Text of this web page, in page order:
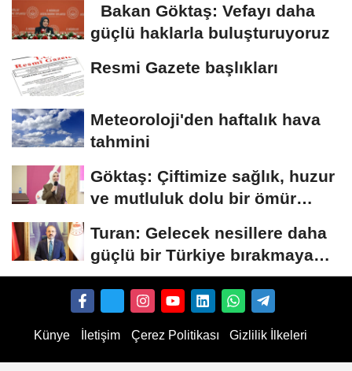
Bakan Göktaş: Vefayı daha
güçlü haklarla buluşturuyoruz
Resmi Gazete başlıkları
Meteoroloji'den haftalık hava
tahmini
Göktaş: Çiftimize sağlık, huzur
ve mutluluk dolu bir ömür
Turan: Gelecek nesillere daha
güçlü bir Türkiye bırakmaya
devam edeceğiz
Künye İletişim Çerez Politikası Gizlilik İlkeleri
Abonnenten kaufen TikTok Follower kaufen Instagram Likes kaufen TikTok Likes kaufen